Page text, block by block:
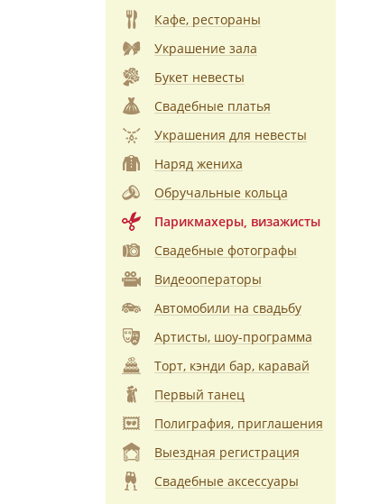
Кафе, рестораны
Украшение зала
Букет невесты
Свадебные платья
Украшения для невесты
Наряд жениха
Обручальные кольца
Парикмахеры, визажисты
Свадебные фотографы
Видеооператоры
Автомобили на свадьбу
Артисты, шоу-программа
Торт, кэнди бар, каравай
Первый танец
Полиграфия, приглашения
Выездная регистрация
Свадебные аксессуары